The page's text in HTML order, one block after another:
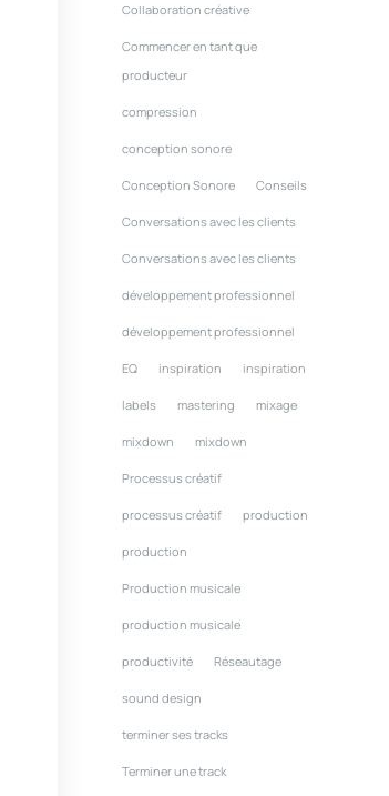
Collaboration créative
Commencer en tant que
producteur
compression
conception sonore
Conception Sonore Conseils
Conversations avec les clients
Conversations avec les clients
développement professionnel
développement professionnel
EQ inspiration inspiration
labels mastering mixage
mixdown mixdown
Processus créatif
processus créatif production
production
Production musicale
production musicale
productivité Réseautage
sound design
terminer ses tracks
Terminer une track